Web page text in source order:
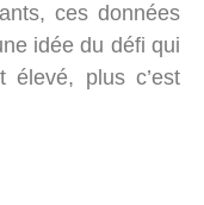
ces données
idée du défi qui
élevé, plus c’est